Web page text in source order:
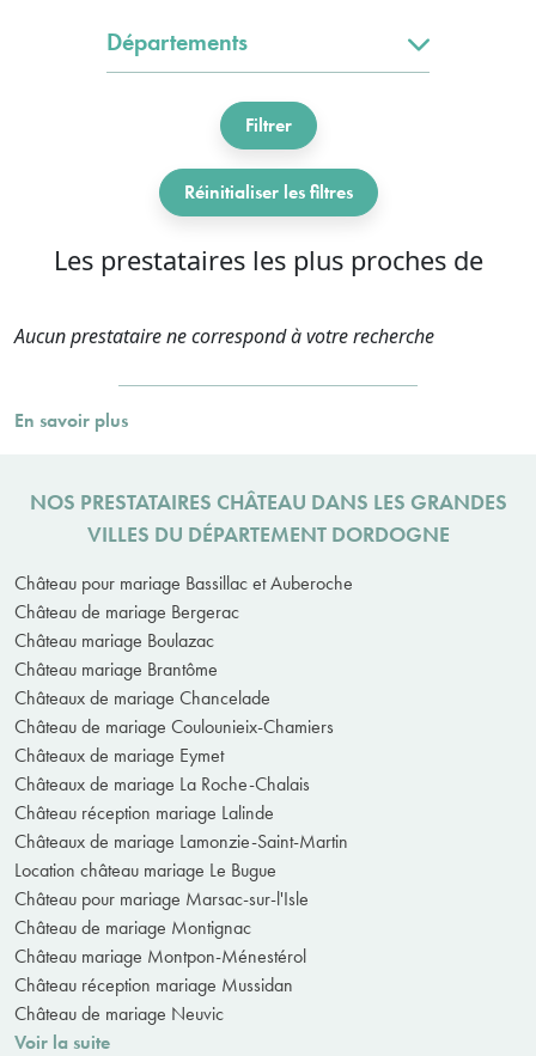
Départements
Filtrer
Réinitialiser les filtres
Les prestataires les plus proches de
Aucun prestataire ne correspond à votre recherche
En savoir plus
NOS PRESTATAIRES CHÂTEAU DANS LES GRANDES
VILLES DU DÉPARTEMENT DORDOGNE
Château pour mariage Bassillac et Auberoche
Château de mariage Bergerac
Château mariage Boulazac
Château mariage Brantôme
Châteaux de mariage Chancelade
Château de mariage Coulounieix-Chamiers
Châteaux de mariage Eymet
Châteaux de mariage La Roche-Chalais
Château réception mariage Lalinde
Châteaux de mariage Lamonzie-Saint-Martin
Location château mariage Le Bugue
Château pour mariage Marsac-sur-l'Isle
Château de mariage Montignac
Château mariage Montpon-Ménestérol
Château réception mariage Mussidan
Château de mariage Neuvic
Voir la suite